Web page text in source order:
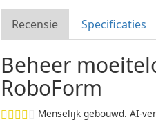
Recensie Specificaties
Beheer
RoboForm
Menselijk gebouwd. AI-